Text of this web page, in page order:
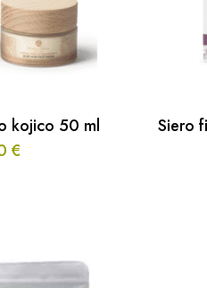
kojico 50 ml
€
Siero